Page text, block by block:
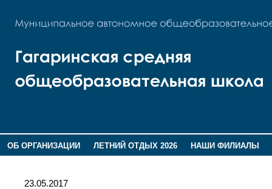
ОБ ОРГАНИЗАЦИИ ЛЕТНИЙ ОТДЫХ 2026
НАШИ ФИЛИАЛЫ
23.05.2017